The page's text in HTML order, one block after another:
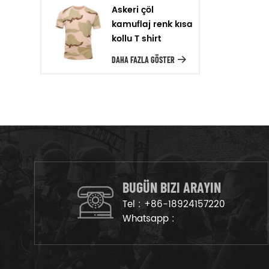
için üretim hattı üzerinde mal
ayarlayacağız.
Askeri çöl
kamuflaj renk kısa
kollu T shirt
DAHA FAZLA GÖSTER
BUGÜN BIZI ARAYIN
Tel : +86-18924157220
Whatsapp :